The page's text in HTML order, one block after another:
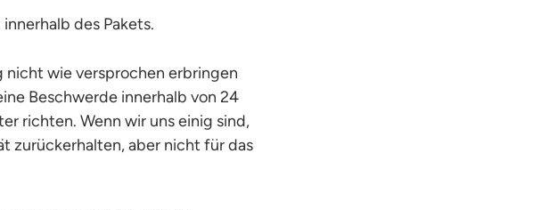
des Pakets.
wie versprochen erbringen
Beschwerde innerhalb von 24
richten. Wenn wir uns einig sind,
zurückerhalten, aber nicht für das